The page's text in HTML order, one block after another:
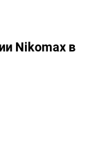
Nikomax в